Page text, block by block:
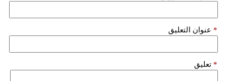
عنوان التعليق *
تعليق *